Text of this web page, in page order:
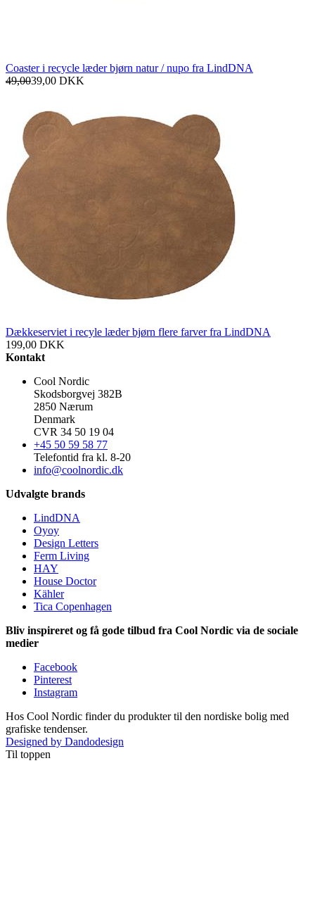
Coaster i recycle læder bjørn natur / nupo fra LindDNA
49,0039,00 DKK
Dækkeserviet i recyle læder bjørn flere farver fra LindDNA
199,00 DKK
Kontakt
Cool Nordic
Skodsborgvej 382B
2850 Nærum
Denmark
CVR 34 50 19 04
+45 50 59 58 77
Telefontid fra kl. 8-20
info@coolnordic.dk
Udvalgte brands
LindDNA
Oyoy
Design Letters
Ferm Living
HAY
House Doctor
Kähler
Tica Copenhagen
Bliv inspireret og få gode tilbud fra Cool Nordic via de sociale
medier
Facebook
Pinterest
Instagram
Hos Cool Nordic finder du produkter til den nordiske bolig med
grafiske tendenser.
Designed by Dandodesign
Til toppen